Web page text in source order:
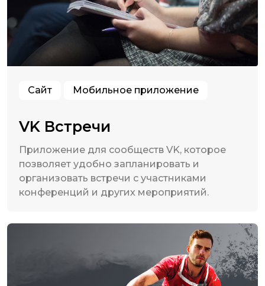
Сайт Мобильное приложение
VK Встречи
Приложение для сообществ VK, которое
позволяет удобно запланировать и
организовать встречи с участниками
конференций и других мероприятий.